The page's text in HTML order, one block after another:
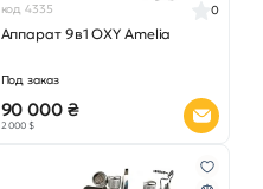
код 4335
Аппарат 9в1 OXY Amelia
0
Под заказ
90 000 ₴
2 000 $